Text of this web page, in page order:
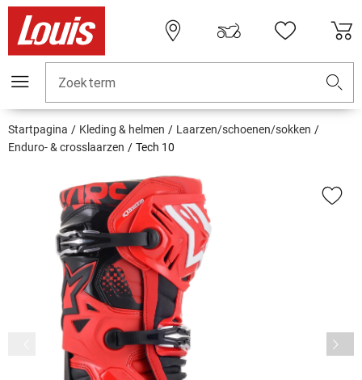
Zoekterm
Startpagina Kleding & helmen
Laarzen/schoenen/sokken
Enduro- & crosslaarzen
Tech 10